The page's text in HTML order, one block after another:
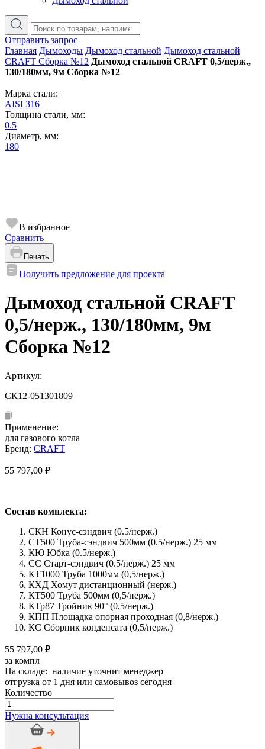
Отправить запрос
Главная Дымоходы Дымоход стальной Дымоход стальной
CRAFT Сборка №12 Дымоход стальной CRAFT 0,5/нерж.,
130/180мм, 9м Сборка №12
Марка стали:
AISI 316
Толщина стали, мм:
0.5
Диаметр, мм:
180
В избранное
Сравнить
Печать
Получить предложение для проекта
Дымоход стальной CRAFT
0,5/нерж., 130/180мм, 9м
Сборка №12
Артикул:
СК12-051301809
Применение:
для газового котла
Бренд: CRAFT
55 797,00 ₽
Состав комплекта:
СКН Конус-сэндвич (0.5/нерж.)
СТ500 Труба-сэндвич 500мм (0.5/нерж.) 25 мм
КЮ Юбка (0.5/нерж.)
СС Старт-сэндвич (0.5/нерж.) 25 мм
КТ1000 Труба 1000мм (0,5/нерж.)
КХД Хомут дистанционный (нерж.)
КТ500 Труба 500мм (0,5/нерж.)
КТр87 Тройник 90° (0,5/нерж.)
КПП Площадка опорная проходная (0,8/нерж.)
КС Сборник конденсата (0,5/нерж.)
55 797,00 ₽
за компл
На складе: наличие уточнит менеджер
отгрузка от 1 дня или самовывоз сегодня
Количество
Количество
товара
Дымоход
стальной
Нужна консультация